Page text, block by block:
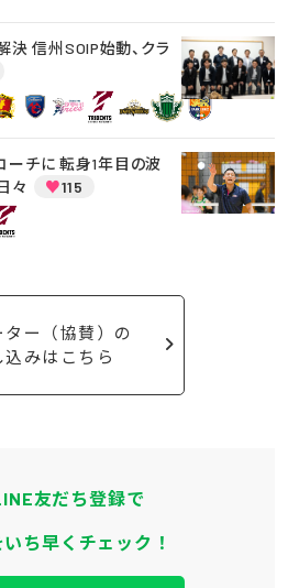
信州SOIP始動、クラ
ーチに 転身1年目の波
々
♥115
ター（協賛）の
込みはこちら
友だち登録で
ち早くチェック！